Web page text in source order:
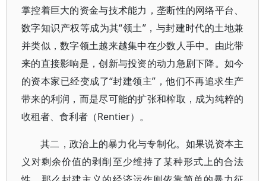
掌控着巨大的资金与技术能力，垄断性的网络平台、
数字知识产权等成为其“领土”，与封建时代的土地兼
并类似，数字领土越来越集中在少数人手中。由此带
来的直接影响是，创新与投资的动力急剧下降。如今
的资本家已经变成了“封建领主”，他们不再追求生产
带来的利润，而是尽可能的扩张和榨取，成为纯粹的
收租者、食利者（Rentier）。
其二，政治上的暴力化与专制化。如果说资本主
义对剩余价值的剥削至少维持了某种形式上的合法